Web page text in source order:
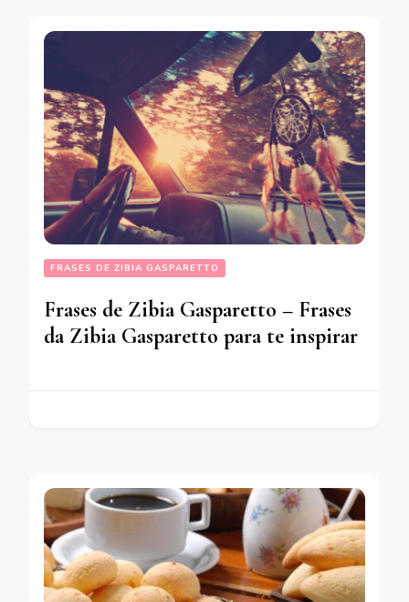
FRASES DE ZIBIA GASPARETTO
Frases de Zibia Gasparetto – Frases
da Zibia Gasparetto para te inspirar